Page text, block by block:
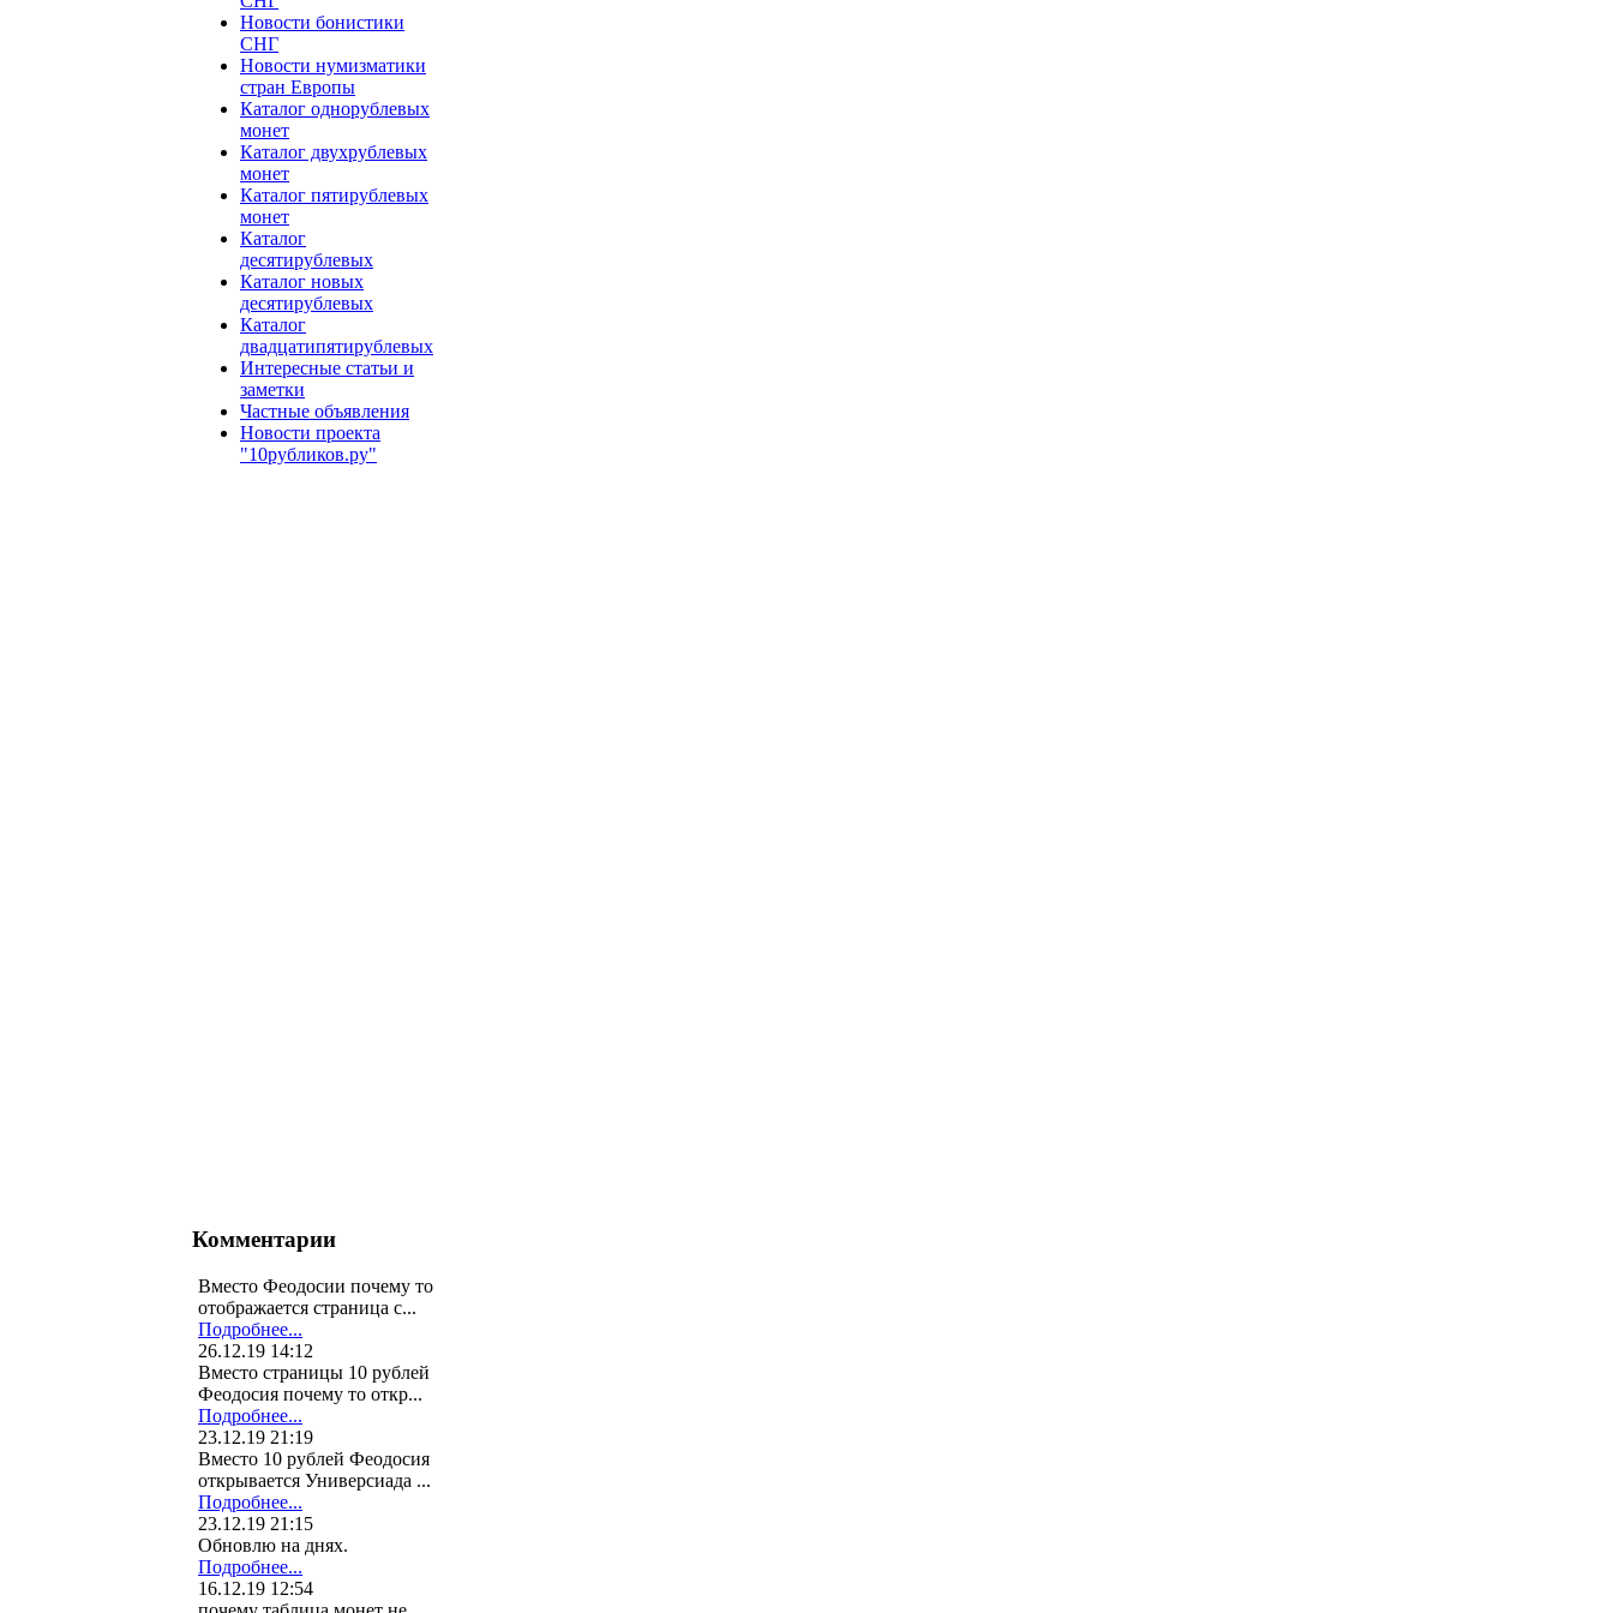
Новости бонистики
СНГ
Новости нумизматики
стран Европы
Каталог однорублевых
монет
Каталог двухрублевых
монет
Каталог пятирублевых
монет
Каталог
десятирублевых
Каталог новых
десятирублевых
Каталог
двадцатипятирублевых
Интересные статьи и
заметки
Частные объявления
Новости проекта
"10рубликов.ру"
Комментарии
Вместо Феодосии почему то
отображается страница с...
Подробнее...
26.12.19 14:12
Вместо страницы 10 рублей
Феодосия почему то откр...
Подробнее...
23.12.19 21:19
Вместо 10 рублей Феодосия
открывается Универсиада ...
Подробнее...
23.12.19 21:15
Обновлю на днях.
Подробнее...
16.12.19 12:54